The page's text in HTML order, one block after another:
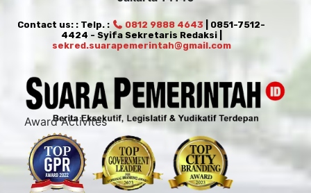
Contact us: : Telp. : 0812 9888 4643 | 0851-7512-
4424 - Syifa Sekretaris Redaksi |
sekred.suarapemerintah@gmail.com
Award Activites